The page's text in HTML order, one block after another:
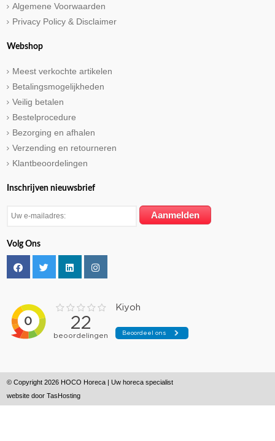
Algemene Voorwaarden
Privacy Policy & Disclaimer
Webshop
Meest verkochte artikelen
Betalingsmogelijkheden
Veilig betalen
Bestelprocedure
Bezorging en afhalen
Verzending en retourneren
Klantbeoordelingen
Inschrijven nieuwsbrief
Volg Ons
© Copyright 2026 HOCO Horeca | Uw horeca specialist
website doorTasHosting